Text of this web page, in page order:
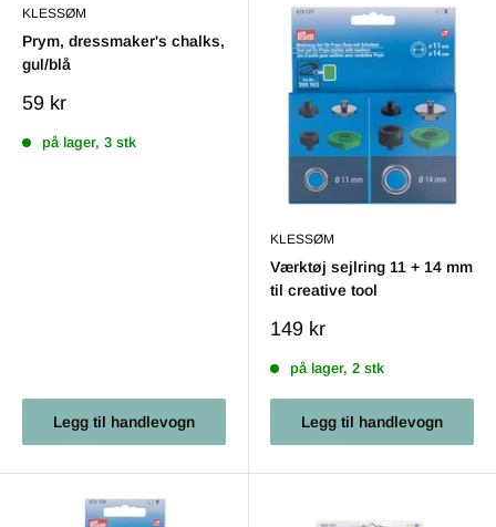
KLESSØM
Prym, dressmaker's chalks,
gul/blå
Salgs
59 kr
på lager, 3 stk
Legg til handlevogn
KLESSØM
Værktøj sejlring 11 + 14 mm
til creative tool
Salgs
149 kr
på lager, 2 stk
Legg til handlevogn